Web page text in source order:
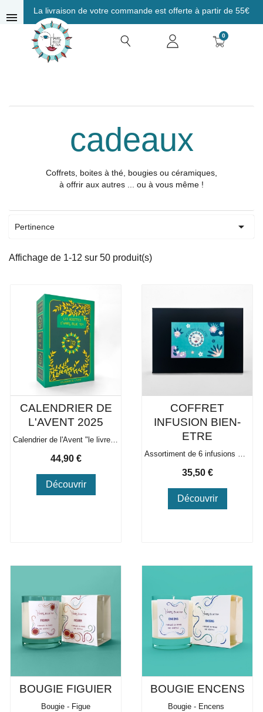
La livraison de votre commande est offerte à partir de 55€
0
cadeaux
Coffrets, boites à thé, bougies ou céramiques,
à offrir aux autres ... ou à vous même !
Pertinence 
Affichage de 1-12 sur 50 produit(s)
CALENDRIER DE
L'AVENT 2025
Calendrier de l'Avent "le livre des recettes d'Happy Blue Tea"
Prix
44,90 €
Découvrir
COFFRET
INFUSION BIEN-
ETRE
Prix
35,50 €
Découvrir
BOUGIE FIGUIER
Bougie - Figue
BOUGIE ENCENS
Bougie - Encens
menu